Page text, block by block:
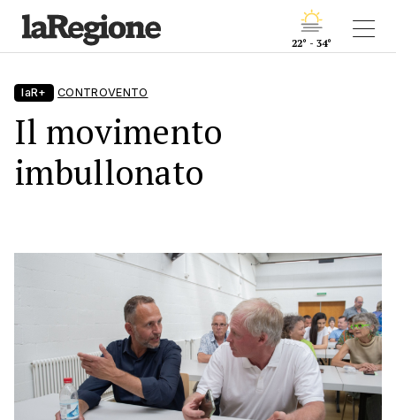
22° - 34°
laR+ CONTROVENTO
Il movimento
imbullonato